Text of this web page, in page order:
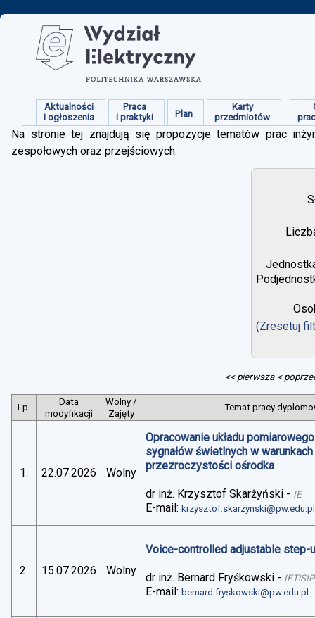
Aktualności
i ogłoszenia
Praca
i praktyki
Plan
Karty
przedmiotów
Na stronie tej znajdują się propozycje tematów prac
zespołowych oraz przejściowych.
(Zresetuj
<< pierwsza <
Lp.
Data
modyfikacji
Wolny /
Zajęty
Temat pracy
1. 22.07.2026 Wolny
Opracowanie układu
sygnałów świetlnych w
przezroczystości ośrodka
dr inż. Krzysztof Skarżyński - IE
E-mail:krzysztof.skarzynski@pw.edu.pl
2. 15.07.2026 Wolny
Voice-controlled adjustable step-
dr inż. Bernard Fryśkowski - IETiSIP
E-mail:bernard.fryskowski@pw.edu.pl